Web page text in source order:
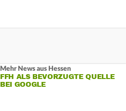
Mehr News aus Hessen
FFH ALS BEVORZUGTE QUELLE
BEI GOOGLE